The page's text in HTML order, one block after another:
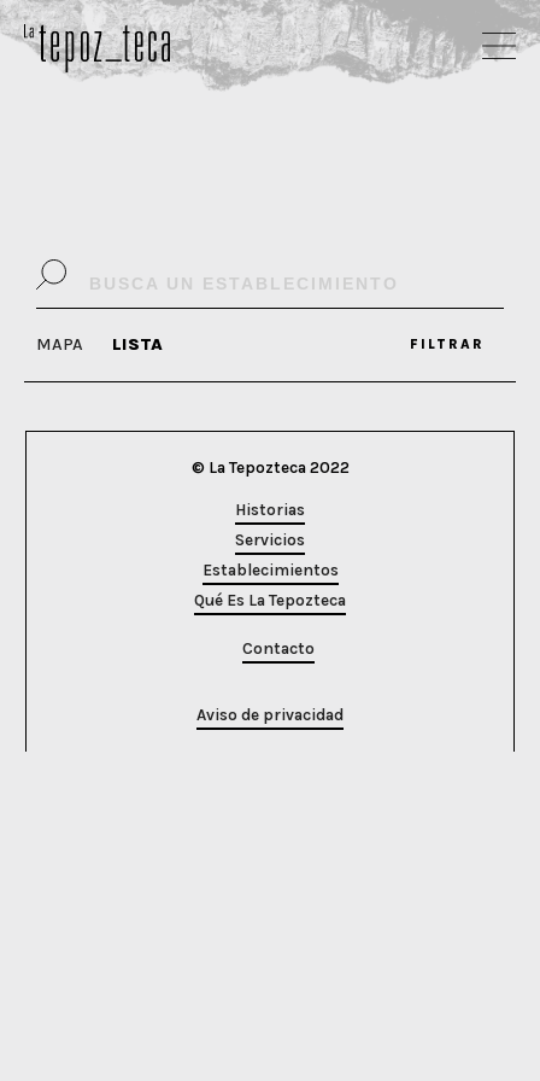
MAPA LISTA FILTRAR
© La Tepozteca 2022
Historias
Servicios
Establecimientos
Qué Es La Tepozteca
Contacto
Aviso de privacidad